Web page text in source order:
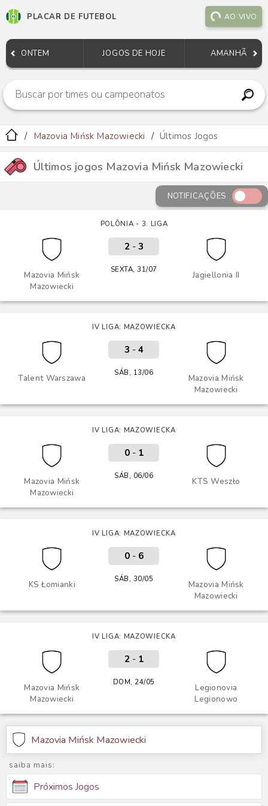
PLACAR DE FUTEBOL AO VIVO
ONTEM JOGOS DE HOJE AMANHÃ
Mazovia Mińsk Mazowiecki Últimos Jogos
Últimos jogos Mazovia Mińsk Mazowiecki
NOTIFICAÇÕES
POLÔNIA - 3. LIGA
Mazovia Mińsk
Mazowiecki
Jagiellonia II
2- 3
SEXTA, 31/07
IV LIGA: MAZOWIECKA
Talent Warszawa
Mazovia Mińsk
Mazowiecki
3 - 4
SÁB, 13/06
IV LIGA: MAZOWIECKA
Mazovia Mińsk
Mazowiecki
KTS Weszło
0- 1
SÁB, 06/06
IV LIGA: MAZOWIECKA
KS Łomianki
Mazovia Mińsk
Mazowiecki
0- 6
SÁB, 30/05
IV LIGA: MAZOWIECKA
Mazovia Mińsk
Mazowiecki
Legionovia
Legionowo
2- 1
DOM, 24/05
Mazovia Mińsk Mazowiecki
saiba mais:
Próximos Jogos